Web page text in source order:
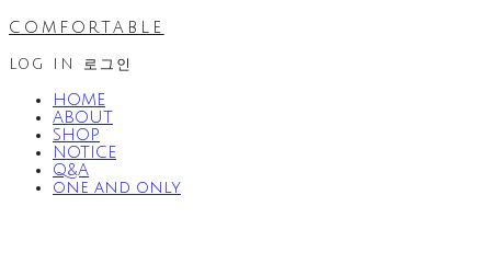
comfortable
LOG IN 로그인
HOME
ABOUT
SHOP
NOTICE
Q&A
one and only